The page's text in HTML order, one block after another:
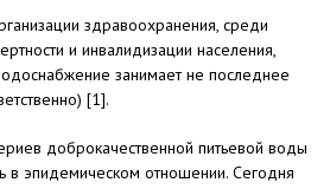
здравоохранения, среди
и инвалидизации населения,
занимает не последнее
[1].
доброкачественной питьевой воды
в эпидемическом отношении. Сегодня